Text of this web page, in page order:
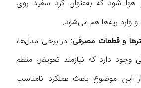
هوا شود که به‌عنوان گرد سفید روی
وارد ریه‌ها هم می‌شود.
و قطعات مصرفی: در برخی مدل‌ها،
وجود دارد که نیازمند تعویض منظم
این موضوع باعث عملکرد نامناسب